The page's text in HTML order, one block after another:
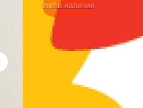
Нет в наличии
Ленивца очень приятно обнимать и вовсе
Игрушка отлично подойдет в качестве
материалы, из которых она сделана, не